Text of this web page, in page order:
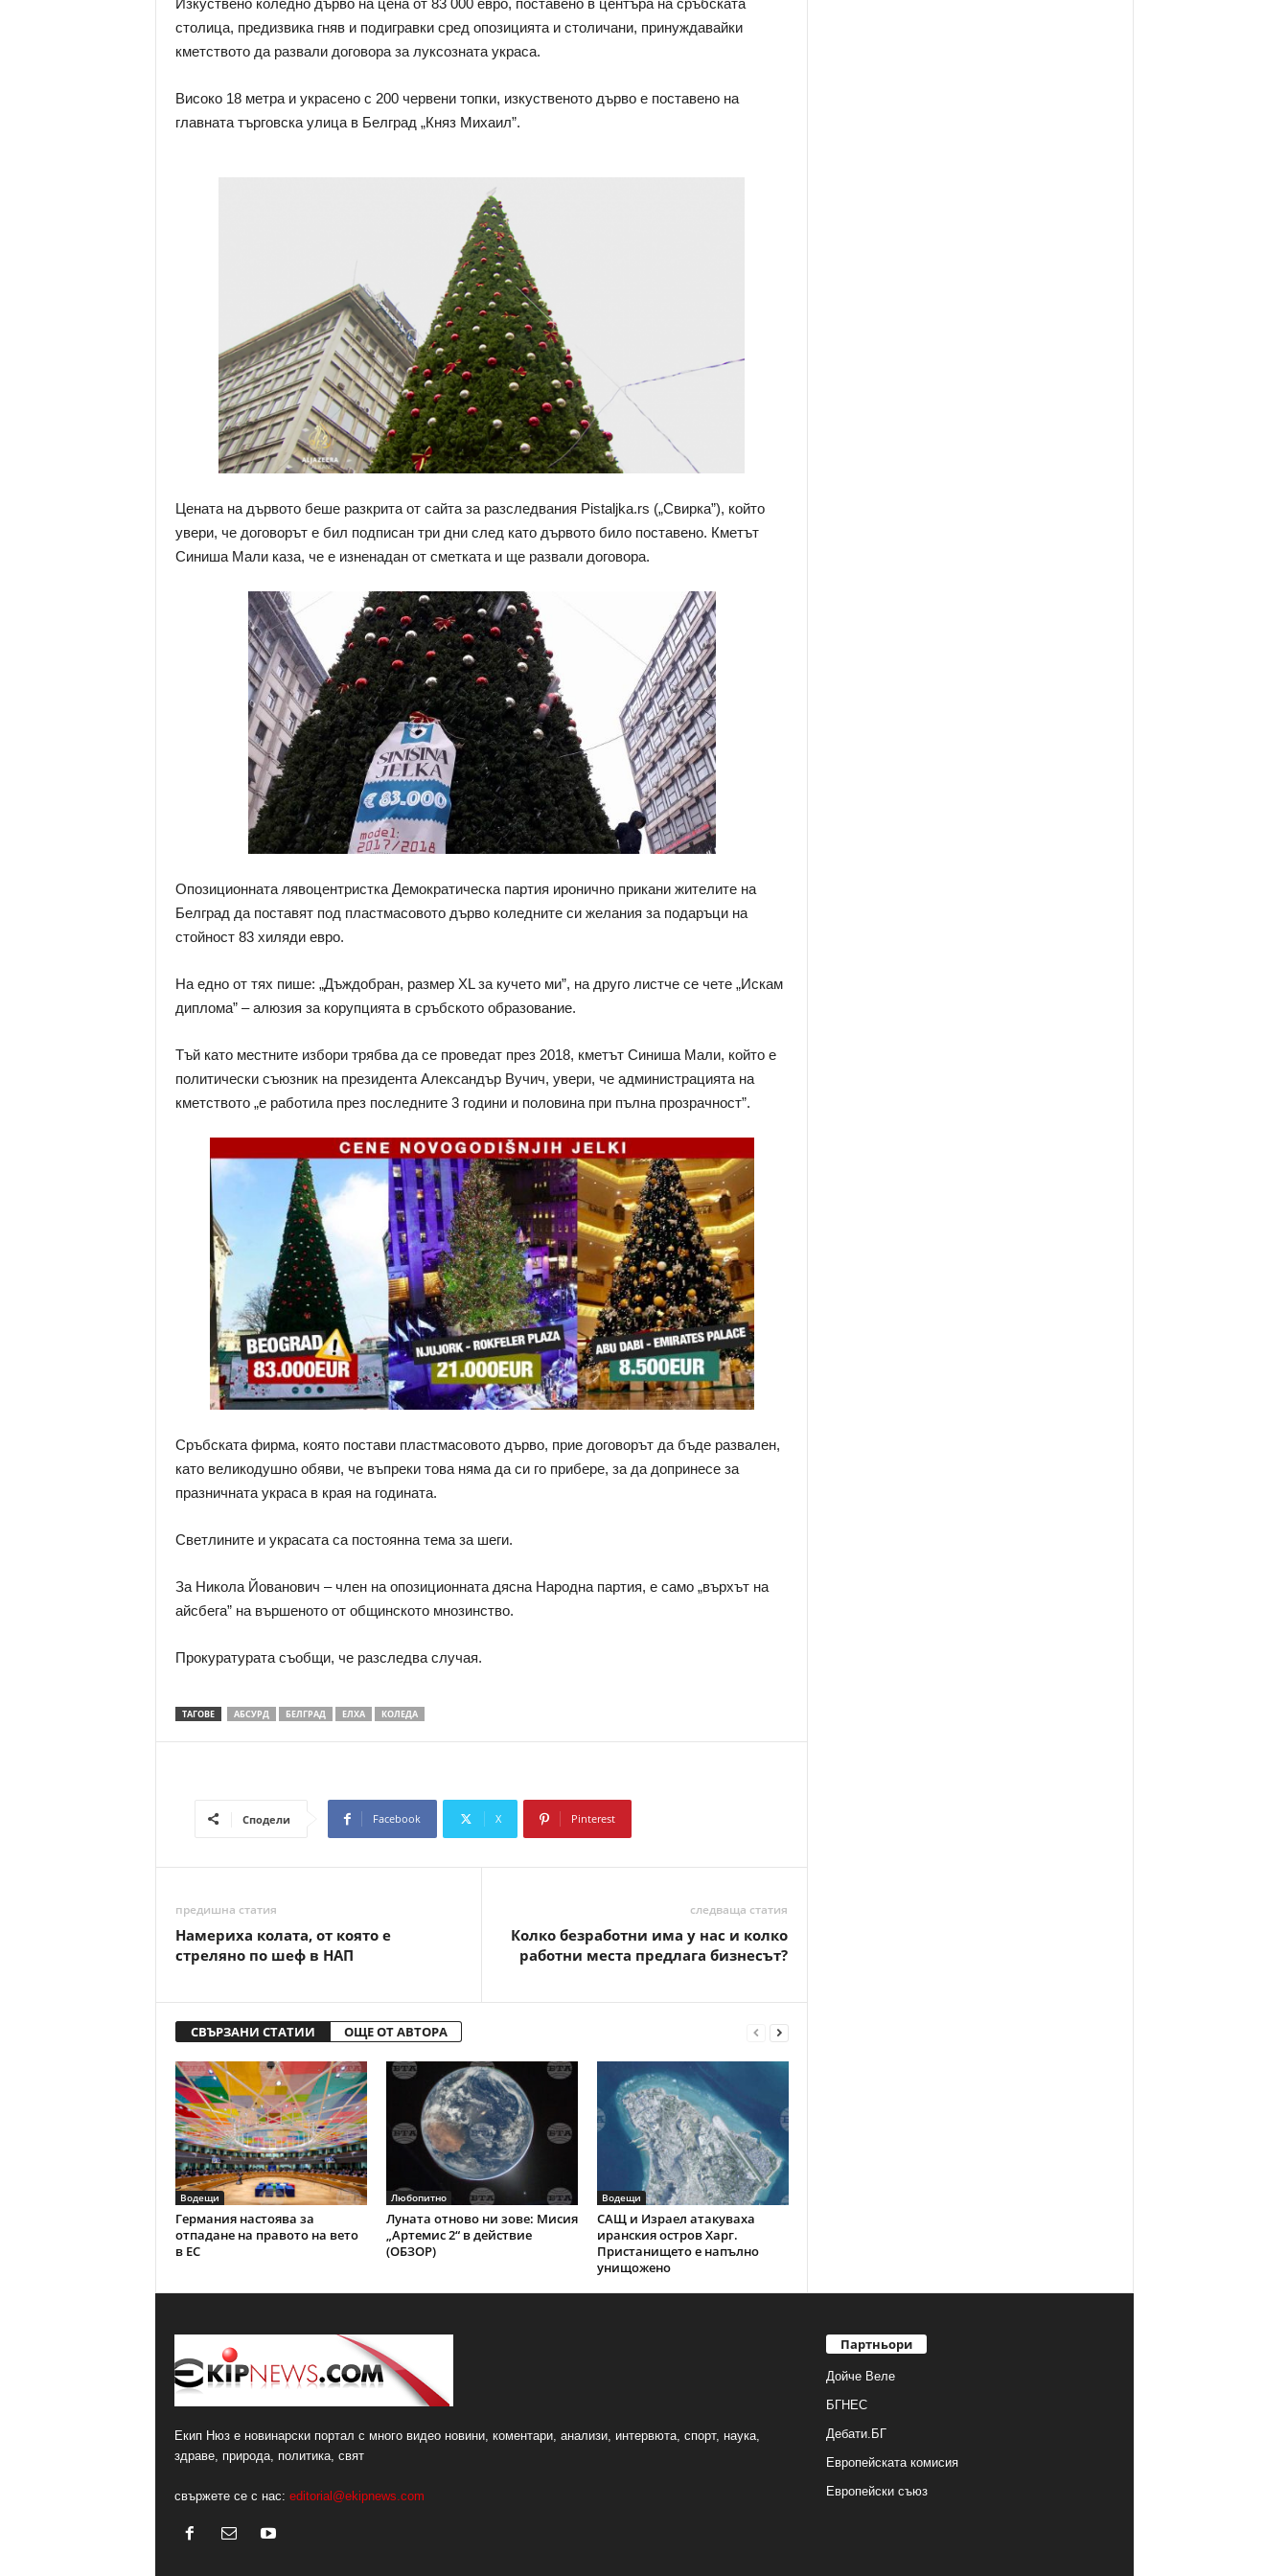
Изкуствено коледно дърво на цена от 83 000 евро, поставено в центъра на сръбската
столица, предизвика гняв и подигравки сред опозицията и столичани, принуждавайки
кметството да развали договора за луксозната украса.
Високо 18 метра и украсено с 200 червени топки, изкуственото дърво е поставено на
главната търговска улица в Белград „Княз Михаил”.
Цената на дървото беше разкрита от сайта за разследвания Pistaljka.rs („Свирка”), който
увери, че договорът е бил подписан три дни след като дървото било поставено. Кметът
Синиша Мали каза, че е изненадан от сметката и ще развали договора.
Опозиционната лявоцентристка Демократическа партия иронично прикани жителите на
Белград да поставят под пластмасовото дърво коледните си желания за подаръци на
стойност 83 хиляди евро.
На едно от тях пише: „Дъждобран, размер XL за кучето ми”, на друго листче се чете „Искам
диплома” – алюзия за корупцията в сръбското образование.
Тъй като местните избори трябва да се проведат през 2018, кметът Синиша Мали, който е
политически съюзник на президента Александър Вучич, увери, че администрацията на
кметството „е работила през последните 3 години и половина при пълна прозрачност”.
Сръбската фирма, която постави пластмасовото дърво, прие договорът да бъде развален,
като великодушно обяви, че въпреки това няма да си го прибере, за да допринесе за
празничната украса в края на годината.
Светлините и украсата са постоянна тема за шеги.
За Никола Йованович – член на опозиционната дясна Народна партия, е само „върхът на
айсбега” на вършеното от общинското мнозинство.
Прокуратурата съобщи, че разследва случая.
ТАГОВЕ АБСУРД БЕЛГРАД ЕЛХА КОЛЕДА
Сподели Facebook X Pinterest
предишна статия
Намериха колата, от която е
стреляно по шеф в НАП
следваща статия
Колко безработни има у нас и колко
работни места предлага бизнесът?
СВЪРЗАНИ СТАТИИ ОЩЕ ОТ АВТОРА
Водещи
Германия настоява за
отпадане на правото на вето
в ЕС
Любопитно
Луната отново ни зове: Мисия
„Артемис 2“ в действие
(ОБЗОР)
Водещи
САЩ и Израел атакуваха
иранския остров Харг.
Пристанището е напълно
унищожено
Екип Нюз е новинарски портал с много видео новини, коментари, анализи, интервюта, спорт, наука,
здраве, природа, политика, свят
свържете се с нас: editorial@ekipnews.com
Партньори
Дойче Веле
БГНЕС
Дебати.БГ
Европейската комисия
Европейски съюз